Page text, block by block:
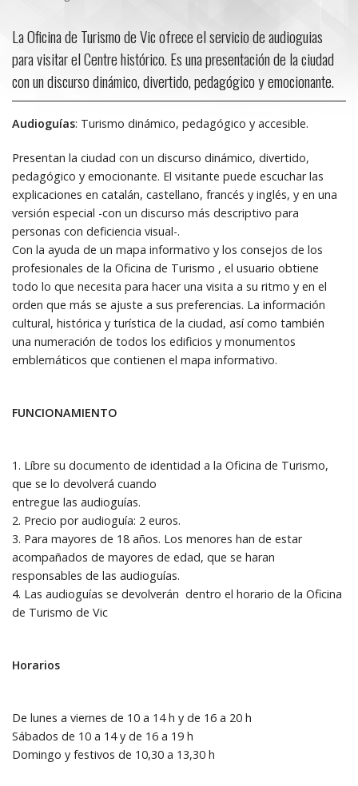
La Oficina de Turismo de Vic ofrece el servicio de audioguias
para visitar el Centre histórico. Es una presentación de la ciudad
con un discurso dinámico, divertido, pedagógico y emocionante.
Audioguías: Turismo dinámico, pedagógico y accesible.
Presentan la ciudad con un discurso dinámico, divertido,
pedagógico y emocionante. El visitante puede escuchar las
explicaciones en catalán, castellano, francés y inglés, y en una
versión especial -con un discurso más descriptivo para
personas con deficiencia visual-.
Con la ayuda de un mapa informativo y los consejos de los
profesionales de la Oficina de Turismo , el usuario obtiene
todo lo que necesita para hacer una visita a su ritmo y en el
orden que más se ajuste a sus preferencias. La información
cultural, histórica y turística de la ciudad, así como también
una numeración de todos los edificios y monumentos
emblemáticos que contienen el mapa informativo.
FUNCIONAMIENTO
1. Líbre su documento de identidad a la Oficina de Turismo,
que se lo devolverá cuando
entregue las audioguías.
2. Precio por audioguía: 2 euros.
3. Para mayores de 18 años. Los menores han de estar
acompañados de mayores de edad, que se haran
responsables de las audioguías.
4. Las audioguías se devolverán dentro el horario de la Oficina
de Turismo de Vic
Horarios
De lunes a viernes de 10 a 14 h y de 16 a 20 h
Sábados de 10 a 14 y de 16 a 19 h
Domingo y festivos de 10,30 a 13,30 h